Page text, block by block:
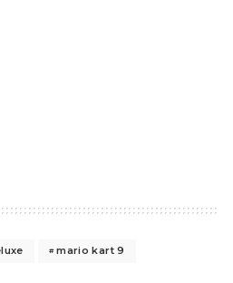
mario kart 9